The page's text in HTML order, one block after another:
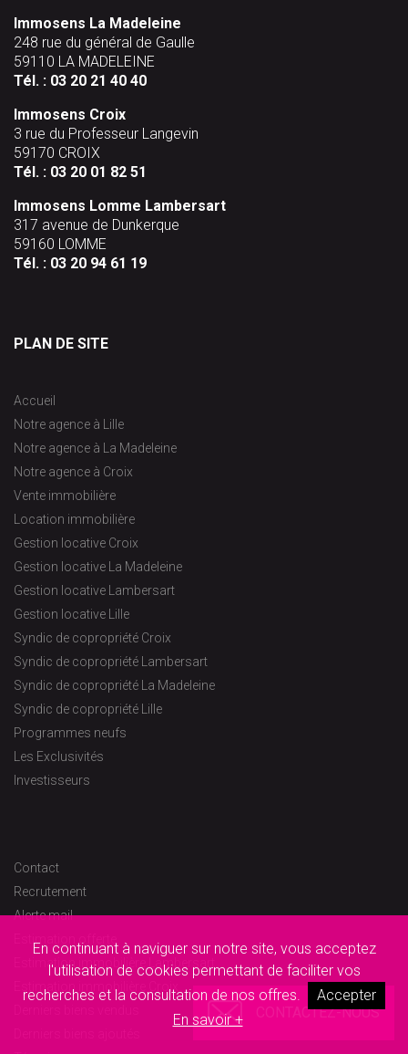
En continuant à naviguer sur notre site, vous acceptez
l'utilisation de cookies permettant de faciliter vos
recherches et la consultation de nos offres.
Accepter
En savoir +
CONTACTEZ-NOUS
Immosens La Madeleine
248 rue du général de Gaulle
59110 LA MADELEINE
Tél. : 03 20 21 40 40
Immosens Croix
3 rue du Professeur Langevin
59170 CROIX
Tél. : 03 20 01 82 51
Immosens Lomme Lambersart
317 avenue de Dunkerque
59160 LOMME
Tél. : 03 20 94 61 19
PLAN DE SITE
Accueil
Notre agence à Lille
Notre agence à La Madeleine
Notre agence à Croix
Vente immobilière
Location immobilière
Gestion locative Croix
Gestion locative La Madeleine
Gestion locative Lambersart
Gestion locative Lille
Syndic de copropriété Croix
Syndic de copropriété Lambersart
Syndic de copropriété La Madeleine
Syndic de copropriété Lille
Programmes neufs
Les Exclusivités
Investisseurs
Contact
Recrutement
Alerte mail
Estimation offerte
Estimation immobilière Lambersart
Estimation immobilière Croix